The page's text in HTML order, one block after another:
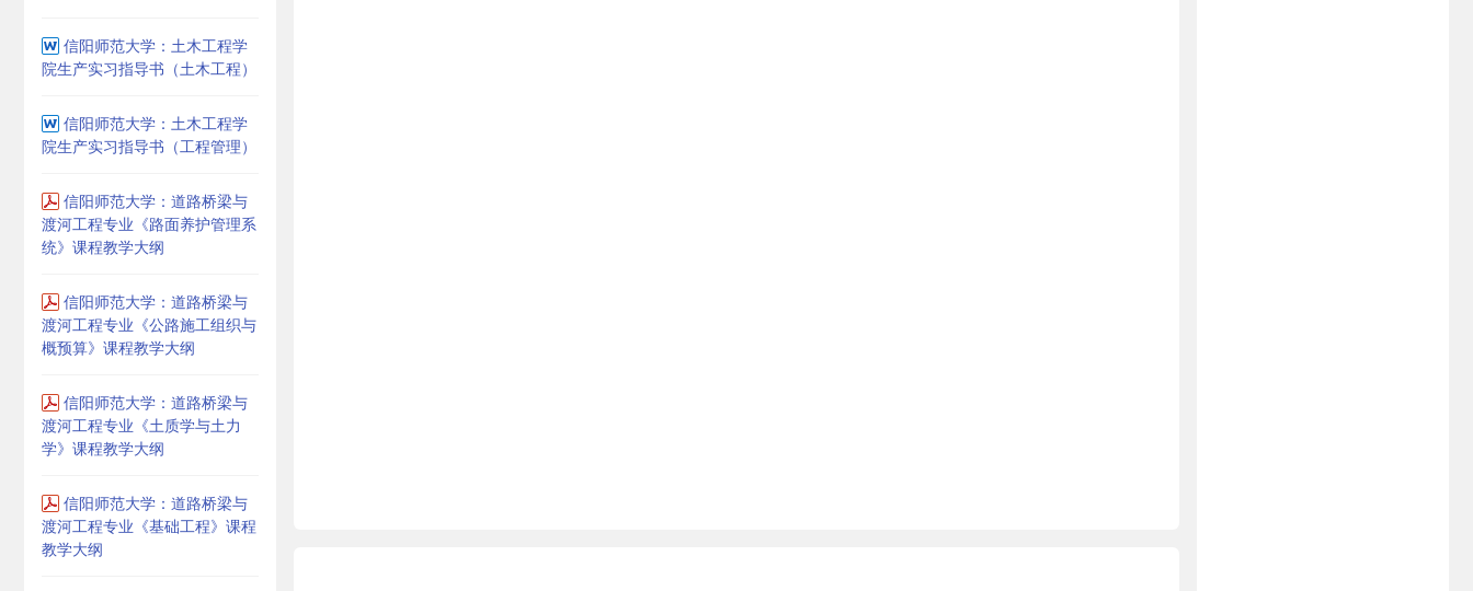
信阳师范大学：土木工程学
院生产实习指导书（土木工程）
信阳师范大学：土木工程学
院生产实习指导书（工程管理）
信阳师范大学：道路桥梁与
渡河工程专业《路面养护管理系
统》课程教学大纲
信阳师范大学：道路桥梁与
渡河工程专业《公路施工组织与
概预算》课程教学大纲
信阳师范大学：道路桥梁与
渡河工程专业《土质学与土力
学》课程教学大纲
信阳师范大学：道路桥梁与
渡河工程专业《基础工程》课程
教学大纲